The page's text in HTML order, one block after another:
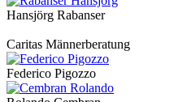
Hansjörg Rabanser
Caritas Männerberatung
Federico Pigozzo